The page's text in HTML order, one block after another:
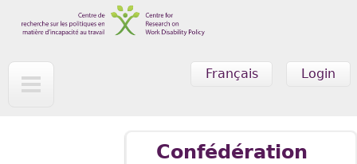
Skip to main content
Login
Français
Confédération